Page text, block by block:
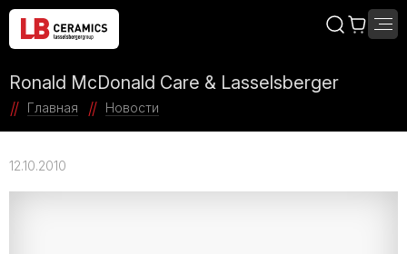
Ronald McDonald Care & Lasselsberger
Главная Новости
12.10.2010